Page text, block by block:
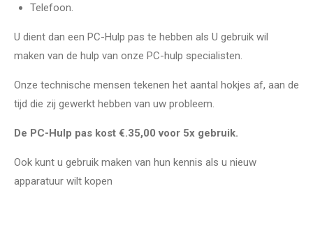
Telefoon.
U dient dan een PC-Hulp pas te hebben als U gebruik wil
maken van de hulp van onze PC-hulp specialisten.
Onze technische mensen tekenen het aantal hokjes af, aan de
tijd die zij gewerkt hebben van uw probleem.
De PC-Hulp pas kost €.35,00 voor 5x gebruik.
Ook kunt u gebruik maken van hun kennis als u nieuw
apparatuur wilt kopen